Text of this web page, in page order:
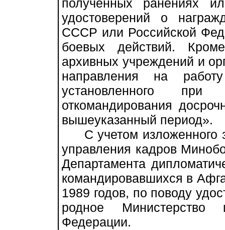
полученных ранениях
удостоверений о
СССР или Российской
боевых действий.
архивных учреждений и
направления на
установленного
откомандирования
вышеуказанный период».
С учетом изложенного
управления кадров
Департамента
командировавшихся в
1989 годов, по поводу
родное Министерство
Федерации.